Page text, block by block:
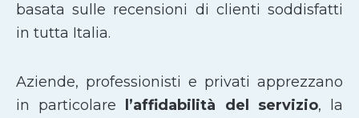
basata sulle recensioni di clienti soddisfatti
in tutta Italia.
Aziende, professionisti e privati apprezzano
in particolare
l’affidabilità del servizio, la